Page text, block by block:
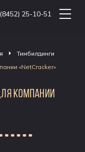
25-10-51
Тимбилдинги
«NetCracker»
КОМПАНИИ